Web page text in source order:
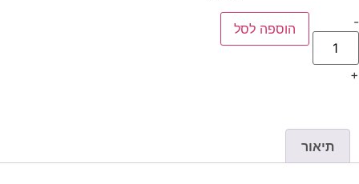
-
+
הוספה לסל
תיאור